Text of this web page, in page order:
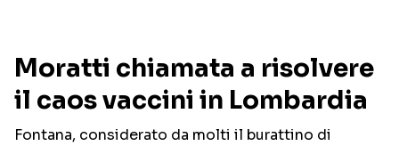
Moratti chiamata a risolvere
il caos vaccini in Lombardia
Fontana, considerato da molti il burattino di